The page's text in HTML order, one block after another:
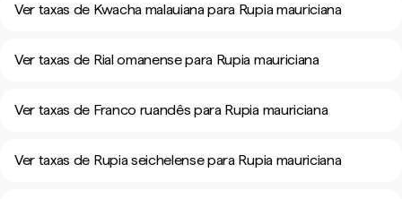
Ver taxas de Kwacha malauiana para Rupia mauriciana
Ver taxas de Rial omanense para Rupia mauriciana
Ver taxas de Franco ruandês para Rupia mauriciana
Ver taxas de Rupia seichelense para Rupia mauriciana